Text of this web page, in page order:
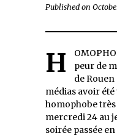
Published on
HOMOPHOBIE – “J’ai vraiment eu
peur de
de
médias avoir
homophobe
mercredi 24 au
soirée passée